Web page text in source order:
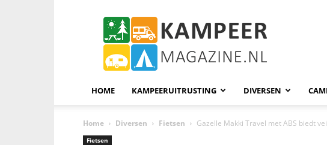
KampeerMagazine
HOME KAMPEERUITRUSTING DIVERSEN
Home Diversen Fietsen Gazelle Makki Travel met ABS biedt
Fietsen